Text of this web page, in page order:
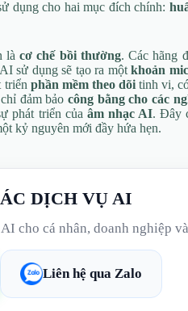
dụng cho hai mục đích chính:
làcơ chế bồi thường. Các hãng
sử dụng sẽ tạo ra mộtkhoản
triển phần mềm theo dõitinh vi,
đảm bảocông bằng cho các
phát triển của âm nhạc AI. Đây
kỷ nguyên mới đầy hứa hẹn.
DỊCH VỤ AI
cho cá nhân, doanh nghiệp
Liên hệ qua Zalo